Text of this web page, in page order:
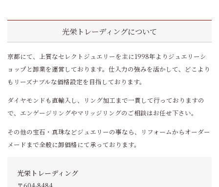
光栄トレーディングについて
京都にて、上質なセレクトジュエリーを主に1998年よりジュエリーシ
ョップと卸業を運営しております。仕入力の強みを活かして、どこより
もリーズナブルな価格設定を目指しております。
ダイヤモンドも直輸入し、リング加工まで一貫して行っておりますの
で、エンゲージリングやマリッジリングのご相談はお任せ下さい。
その他の宝石・真珠などジュエリーの事なら、リフォームからオーダー
メードまで全般に卸価格にて承っております。
光栄トレーディング